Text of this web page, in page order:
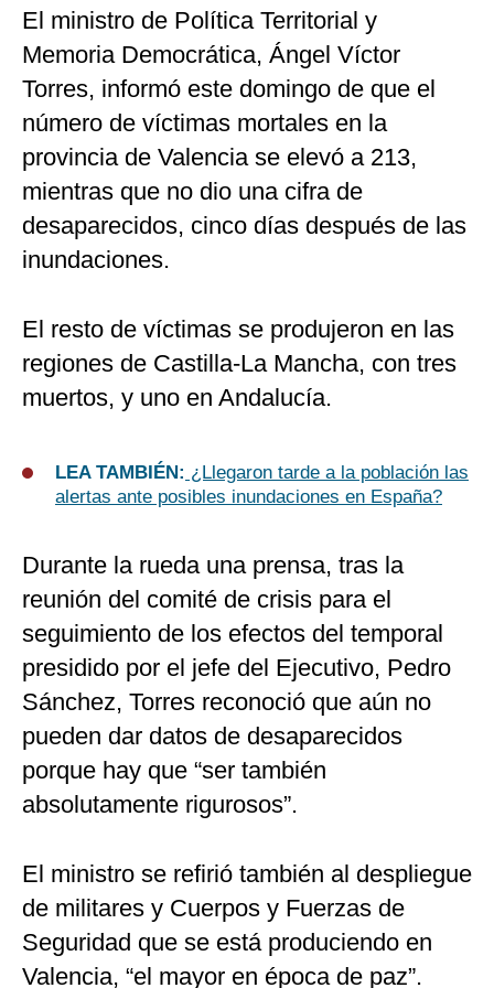
El ministro de Política Territorial y
Memoria Democrática, Ángel Víctor
Torres, informó este domingo de que el
número de víctimas mortales en la
provincia de Valencia se elevó a 213,
mientras que no dio una cifra de
desaparecidos, cinco días después de las
inundaciones.
El resto de víctimas se produjeron en las
regiones de Castilla-La Mancha, con tres
muertos, y uno en Andalucía.
LEA TAMBIÉN: ¿Llegaron tarde a la población las
alertas ante posibles inundaciones en España?
Durante la rueda una prensa, tras la
reunión del comité de crisis para el
seguimiento de los efectos del temporal
presidido por el jefe del Ejecutivo, Pedro
Sánchez, Torres reconoció que aún no
pueden dar datos de desaparecidos
porque hay que “ser también
absolutamente rigurosos”.
El ministro se refirió también al despliegue
de militares y Cuerpos y Fuerzas de
Seguridad que se está produciendo en
Valencia, “el mayor en época de paz”.